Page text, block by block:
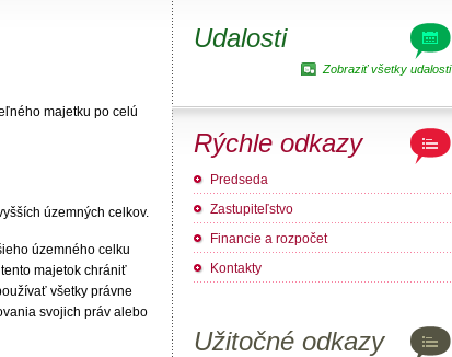
majetku po celú
územných celkov.
územného celku
majetok chrániť
všetky právne
svojich práv alebo
Udalosti
Zobraziť všetky udalosti
Rýchle odkazy
Predseda
Zastupiteľstvo
Financie a rozpočet
Kontakty
Užitočné odkazy